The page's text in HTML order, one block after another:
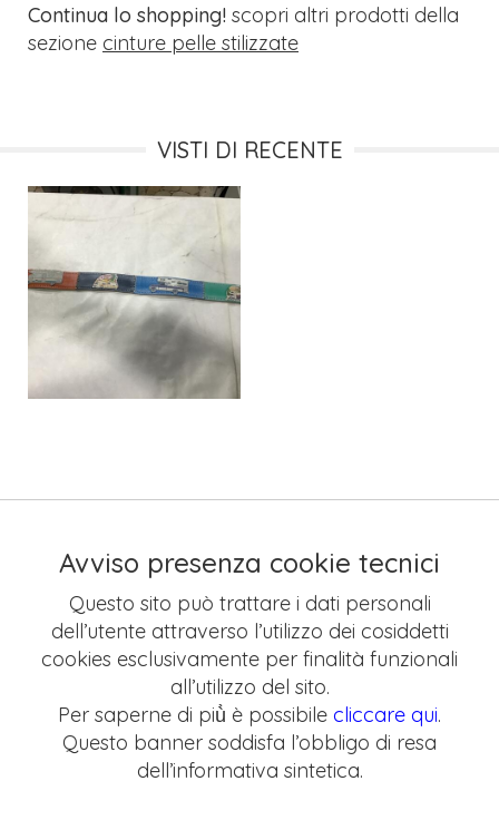
Continua lo shopping! scopri altri prodotti della
sezione cinture pelle stilizzate
VISTI DI RECENTE
Avviso presenza cookie tecnici
Questo sito può trattare i dati personali
dell’utente attraverso l’utilizzo dei cosiddetti
cookies esclusivamente per finalità funzionali
all’utilizzo del sito.
Per saperne di più̀ è possibile cliccare qui.
Questo banner soddisfa l’obbligo di resa
dell’informativa sintetica.